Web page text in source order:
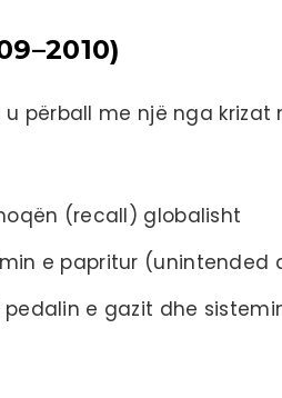
u përball me një nga
(recall) globalisht
e papritur (unintended
e gazit dhe